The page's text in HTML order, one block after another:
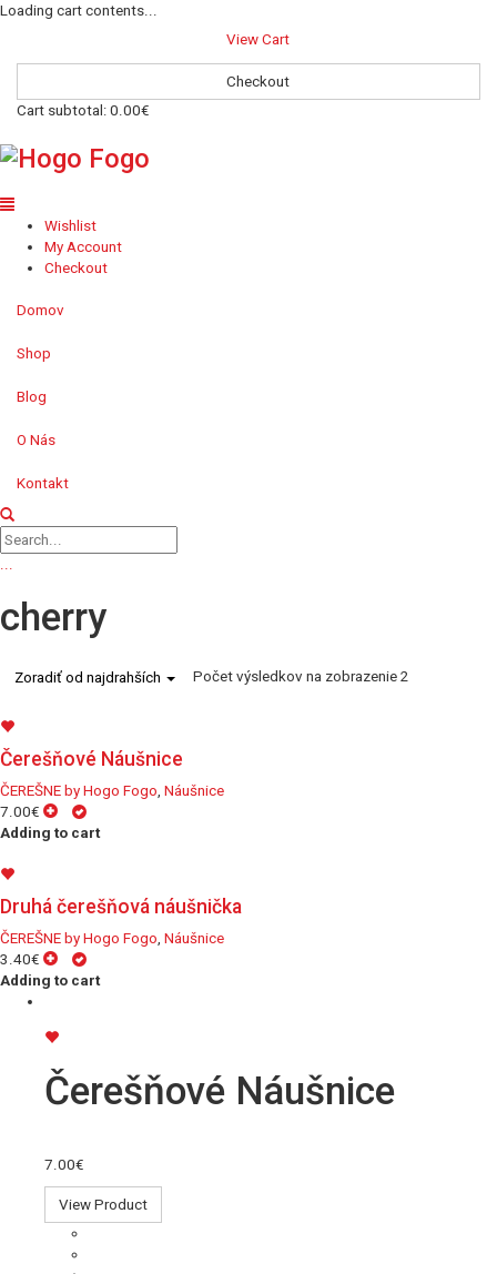
Loading cart contents...
View Cart
Checkout
Cart subtotal: 0.00€
Wishlist
My Account
Checkout
Domov
Shop
Blog
O Nás
Kontakt
...
cherry
Zoradiť od najdrahších Počet výsledkov na zobrazenie 2
Čerešňové Náušnice
ČEREŠNE by Hogo Fogo, Náušnice
7.00€
Adding to cart
Druhá čerešňová náušnička
ČEREŠNE by Hogo Fogo, Náušnice
3.40€
Adding to cart
Čerešňové Náušnice
7.00€
View Product